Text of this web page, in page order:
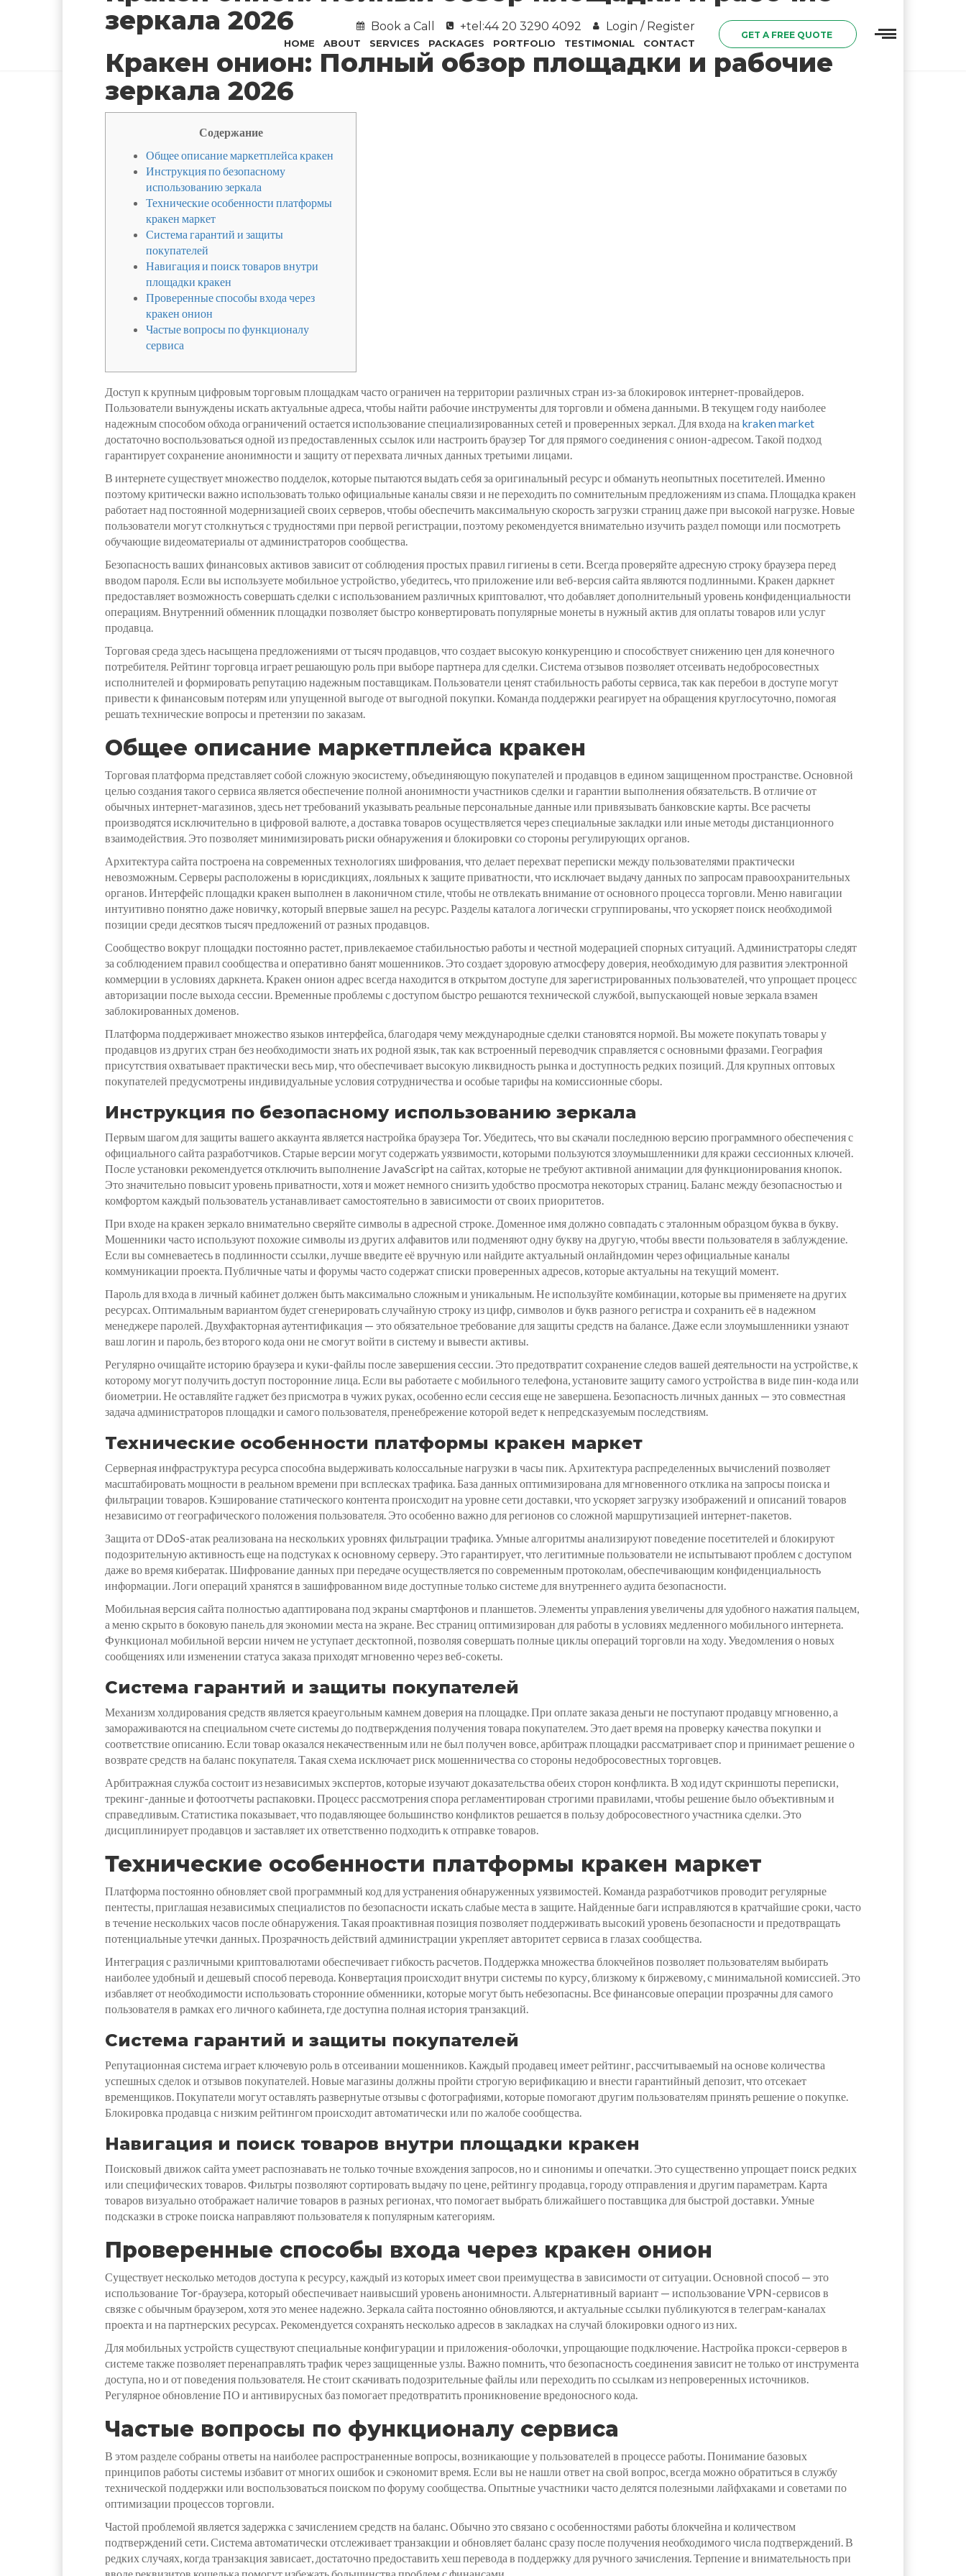
Book a Call +tel:44 20 3290 4092 Login / Register
HOME ABOUT SERVICES PACKAGES PORTFOLIO TESTIMONIAL CONTACT
GET A FREE QUOTE
зеркала 2026
Кракен онион: Полный обзор площадки и рабочие
зеркала 2026
Содержание
Общее описание маркетплейса кракен
Инструкция по безопасному
использованию зеркала
Технические особенности платформы
кракен маркет
Система гарантий и защиты
покупателей
Навигация и поиск товаров внутри
площадки кракен
Проверенные способы входа через
кракен онион
Частые вопросы по функционалу
сервиса
Доступ к крупным цифровым торговым площадкам часто ограничен на территории различных стран из-за блокировок интернет-провайдеров.
Пользователи вынуждены искать актуальные адреса, чтобы найти рабочие инструменты для торговли и обмена данными. В текущем году наиболее
надежным способом обхода ограничений остается использование специализированных сетей и проверенных зеркал. Для входа на kraken market
достаточно воспользоваться одной из предоставленных ссылок или настроить браузер Tor для прямого соединения с онион-адресом. Такой подход
гарантирует сохранение анонимности и защиту от перехвата личных данных третьими лицами.
В интернете существует множество подделок, которые пытаются выдать себя за оригинальный ресурс и обмануть неопытных посетителей. Именно
поэтому критически важно использовать только официальные каналы связи и не переходить по сомнительным предложениям из спама. Площадка кракен
работает над постоянной модернизацией своих серверов, чтобы обеспечить максимальную скорость загрузки страниц даже при высокой нагрузке. Новые
пользователи могут столкнуться с трудностями при первой регистрации, поэтому рекомендуется внимательно изучить раздел помощи или посмотреть
обучающие видеоматериалы от администраторов сообщества.
Безопасность ваших финансовых активов зависит от соблюдения простых правил гигиены в сети. Всегда проверяйте адресную строку браузера перед
вводом пароля. Если вы используете мобильное устройство, убедитесь, что приложение или веб-версия сайта являются подлинными. Кракен даркнет
предоставляет возможность совершать сделки с использованием различных криптовалют, что добавляет дополнительный уровень конфиденциальности
операциям. Внутренний обменник площадки позволяет быстро конвертировать популярные монеты в нужный актив для оплаты товаров или услуг
продавца.
Торговая среда здесь насыщена предложениями от тысяч продавцов, что создает высокую конкуренцию и способствует снижению цен для конечного
потребителя. Рейтинг торговца играет решающую роль при выборе партнера для сделки. Система отзывов позволяет отсеивать недобросовестных
исполнителей и формировать репутацию надежным поставщикам. Пользователи ценят стабильность работы сервиса, так как перебои в доступе могут
привести к финансовым потерям или упущенной выгоде от выгодной покупки. Команда поддержки реагирует на обращения круглосуточно, помогая
решать технические вопросы и претензии по заказам.
Общее описание маркетплейса кракен
Торговая платформа представляет собой сложную экосистему, объединяющую покупателей и продавцов в едином защищенном пространстве. Основной
целью создания такого сервиса является обеспечение полной анонимности участников сделки и гарантии выполнения обязательств. В отличие от
обычных интернет-магазинов, здесь нет требований указывать реальные персональные данные или привязывать банковские карты. Все расчеты
производятся исключительно в цифровой валюте, а доставка товаров осуществляется через специальные закладки или иные методы дистанционного
взаимодействия. Это позволяет минимизировать риски обнаружения и блокировки со стороны регулирующих органов.
Архитектура сайта построена на современных технологиях шифрования, что делает перехват переписки между пользователями практически
невозможным. Серверы расположены в юрисдикциях, лояльных к защите приватности, что исключает выдачу данных по запросам правоохранительных
органов. Интерфейс площадки кракен выполнен в лаконичном стиле, чтобы не отвлекать внимание от основного процесса торговли. Меню навигации
интуитивно понятно даже новичку, который впервые зашел на ресурс. Разделы каталога логически сгруппированы, что ускоряет поиск необходимой
позиции среди десятков тысяч предложений от разных продавцов.
Сообщество вокруг площадки постоянно растет, привлекаемое стабильностью работы и честной модерацией спорных ситуаций. Администраторы следят
за соблюдением правил сообщества и оперативно банят мошенников. Это создает здоровую атмосферу доверия, необходимую для развития электронной
коммерции в условиях даркнета. Кракен онион адрес всегда находится в открытом доступе для зарегистрированных пользователей, что упрощает процесс
авторизации после выхода сессии. Временные проблемы с доступом быстро решаются технической службой, выпускающей новые зеркала взамен
заблокированных доменов.
Платформа поддерживает множество языков интерфейса, благодаря чему международные сделки становятся нормой. Вы можете покупать товары у
продавцов из других стран без необходимости знать их родной язык, так как встроенный переводчик справляется с основными фразами. География
присутствия охватывает практически весь мир, что обеспечивает высокую ликвидность рынка и доступность редких позиций. Для крупных оптовых
покупателей предусмотрены индивидуальные условия сотрудничества и особые тарифы на комиссионные сборы.
Инструкция по безопасному использованию зеркала
Первым шагом для защиты вашего аккаунта является настройка браузера Tor. Убедитесь, что вы скачали последнюю версию программного обеспечения с
официального сайта разработчиков. Старые версии могут содержать уязвимости, которыми пользуются злоумышленники для кражи сессионных ключей.
После установки рекомендуется отключить выполнение JavaScript на сайтах, которые не требуют активной анимации для функционирования кнопок.
Это значительно повысит уровень приватности, хотя и может немного снизить удобство просмотра некоторых страниц. Баланс между безопасностью и
комфортом каждый пользователь устанавливает самостоятельно в зависимости от своих приоритетов.
При входе на кракен зеркало внимательно сверяйте символы в адресной строке. Доменное имя должно совпадать с эталонным образцом буква в букву.
Мошенники часто используют похожие символы из других алфавитов или подменяют одну букву на другую, чтобы ввести пользователя в заблуждение.
Если вы сомневаетесь в подлинности ссылки, лучше введите её вручную или найдите актуальный онлайндомин через официальные каналы
коммуникации проекта. Публичные чаты и форумы часто содержат списки проверенных адресов, которые актуальны на текущий момент.
Пароль для входа в личный кабинет должен быть максимально сложным и уникальным. Не используйте комбинации, которые вы применяете на других
ресурсах. Оптимальным вариантом будет сгенерировать случайную строку из цифр, символов и букв разного регистра и сохранить её в надежном
менеджере паролей. Двухфакторная аутентификация — это обязательное требование для защиты средств на балансе. Даже если злоумышленники узнают
ваш логин и пароль, без второго кода они не смогут войти в систему и вывести активы.
Регулярно очищайте историю браузера и куки-файлы после завершения сессии. Это предотвратит сохранение следов вашей деятельности на устройстве, к
которому могут получить доступ посторонние лица. Если вы работаете с мобильного телефона, установите защиту самого устройства в виде пин-кода или
биометрии. Не оставляйте гаджет без присмотра в чужих руках, особенно если сессия еще не завершена. Безопасность личных данных — это совместная
задача администраторов площадки и самого пользователя, пренебрежение которой ведет к непредсказуемым последствиям.
Технические особенности платформы кракен маркет
Серверная инфраструктура ресурса способна выдерживать колоссальные нагрузки в часы пик. Архитектура распределенных вычислений позволяет
масштабировать мощности в реальном времени при всплесках трафика. База данных оптимизирована для мгновенного отклика на запросы поиска и
фильтрации товаров. Кэширование статического контента происходит на уровне сети доставки, что ускоряет загрузку изображений и описаний товаров
независимо от географического положения пользователя. Это особенно важно для регионов со сложной маршрутизацией интернет-пакетов.
Защита от DDoS-атак реализована на нескольких уровнях фильтрации трафика. Умные алгоритмы анализируют поведение посетителей и блокируют
подозрительную активность еще на подстуках к основному серверу. Это гарантирует, что легитимные пользователи не испытывают проблем с доступом
даже во время кибератак. Шифрование данных при передаче осуществляется по современным протоколам, обеспечивающим конфиденциальность
информации. Логи операций хранятся в зашифрованном виде доступные только системе для внутреннего аудита безопасности.
Мобильная версия сайта полностью адаптирована под экраны смартфонов и планшетов. Элементы управления увеличены для удобного нажатия пальцем,
а меню скрыто в боковую панель для экономии места на экране. Вес страниц оптимизирован для работы в условиях медленного мобильного интернета.
Функционал мобильной версии ничем не уступает десктопной, позволяя совершать полные циклы операций торговли на ходу. Уведомления о новых
сообщениях или изменении статуса заказа приходят мгновенно через веб-сокеты.
Система гарантий и защиты покупателей
Механизм холдирования средств является краеугольным камнем доверия на площадке. При оплате заказа деньги не поступают продавцу мгновенно, а
замораживаются на специальном счете системы до подтверждения получения товара покупателем. Это дает время на проверку качества покупки и
соответствие описанию. Если товар оказался некачественным или не был получен вовсе, арбитраж площадки рассматривает спор и принимает решение о
возврате средств на баланс покупателя. Такая схема исключает риск мошенничества со стороны недобросовестных торговцев.
Арбитражная служба состоит из независимых экспертов, которые изучают доказательства обеих сторон конфликта. В ход идут скриншоты переписки,
трекинг-данные и фотоотчеты распаковки. Процесс рассмотрения спора регламентирован строгими правилами, чтобы решение было объективным и
справедливым. Статистика показывает, что подавляющее большинство конфликтов решается в пользу добросовестного участника сделки. Это
дисциплинирует продавцов и заставляет их ответственно подходить к отправке товаров.
Технические особенности платформы кракен маркет
Платформа постоянно обновляет свой программный код для устранения обнаруженных уязвимостей. Команда разработчиков проводит регулярные
пентесты, приглашая независимых специалистов по безопасности искать слабые места в защите. Найденные баги исправляются в кратчайшие сроки, часто
в течение нескольких часов после обнаружения. Такая проактивная позиция позволяет поддерживать высокий уровень безопасности и предотвращать
потенциальные утечки данных. Прозрачность действий администрации укрепляет авторитет сервиса в глазах сообщества.
Интеграция с различными криптовалютами обеспечивает гибкость расчетов. Поддержка множества блокчейнов позволяет пользователям выбирать
наиболее удобный и дешевый способ перевода. Конвертация происходит внутри системы по курсу, близкому к биржевому, с минимальной комиссией. Это
избавляет от необходимости использовать сторонние обменники, которые могут быть небезопасны. Все финансовые операции прозрачны для самого
пользователя в рамках его личного кабинета, где доступна полная история транзакций.
Система гарантий и защиты покупателей
Репутационная система играет ключевую роль в отсеивании мошенников. Каждый продавец имеет рейтинг, рассчитываемый на основе количества
успешных сделок и отзывов покупателей. Новые магазины должны пройти строгую верификацию и внести гарантийный депозит, что отсекает
временщиков. Покупатели могут оставлять развернутые отзывы с фотографиями, которые помогают другим пользователям принять решение о покупке.
Блокировка продавца с низким рейтингом происходит автоматически или по жалобе сообщества.
Навигация и поиск товаров внутри площадки кракен
Поисковый движок сайта умеет распознавать не только точные вхождения запросов, но и синонимы и опечатки. Это существенно упрощает поиск редких
или специфических товаров. Фильтры позволяют сортировать выдачу по цене, рейтингу продавца, городу отправления и другим параметрам. Карта
товаров визуально отображает наличие товаров в разных регионах, что помогает выбрать ближайшего поставщика для быстрой доставки. Умные
подсказки в строке поиска направляют пользователя к популярным категориям.
Проверенные способы входа через кракен онион
Существует несколько методов доступа к ресурсу, каждый из которых имеет свои преимущества в зависимости от ситуации. Основной способ — это
использование Tor-браузера, который обеспечивает наивысший уровень анонимности. Альтернативный вариант — использование VPN-сервисов в
связке с обычным браузером, хотя это менее надежно. Зеркала сайта постоянно обновляются, и актуальные ссылки публикуются в телеграм-каналах
проекта и на партнерских ресурсах. Рекомендуется сохранять несколько адресов в закладках на случай блокировки одного из них.
Для мобильных устройств существуют специальные конфигурации и приложения-оболочки, упрощающие подключение. Настройка прокси-серверов в
системе также позволяет перенаправлять трафик через защищенные узлы. Важно помнить, что безопасность соединения зависит не только от инструмента
доступа, но и от поведения пользователя. Не стоит скачивать подозрительные файлы или переходить по ссылкам из непроверенных источников.
Регулярное обновление ПО и антивирусных баз помогает предотвратить проникновение вредоносного кода.
Частые вопросы по функционалу сервиса
В этом разделе собраны ответы на наиболее распространенные вопросы, возникающие у пользователей в процессе работы. Понимание базовых
принципов работы системы избавит от многих ошибок и сэкономит время. Если вы не нашли ответ на свой вопрос, всегда можно обратиться в службу
технической поддержки или воспользоваться поиском по форуму сообщества. Опытные участники часто делятся полезными лайфхаками и советами по
оптимизации процессов торговли.
Частой проблемой является задержка с зачислением средств на баланс. Обычно это связано с особенностями работы блокчейна и количеством
подтверждений сети. Система автоматически отслеживает транзакции и обновляет баланс сразу после получения необходимого числа подтверждений. В
редких случаях, когда транзакция зависает, достаточно предоставить хеш перевода в поддержку для ручного зачисления. Терпение и внимательность при